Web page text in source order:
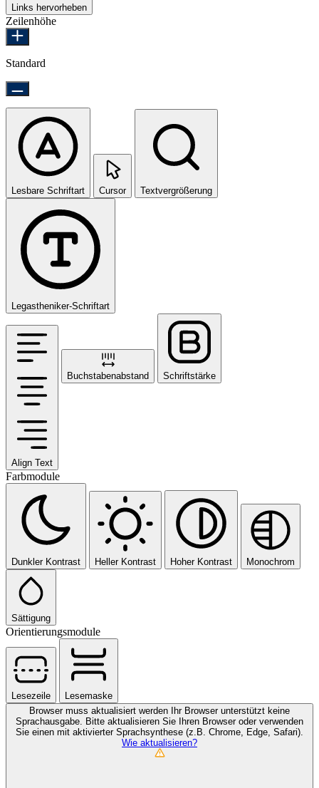
Links hervorheben
Zeilenhöhe
Standard
Lesbare Schriftart Cursor Textvergrößerung
Legastheniker-Schriftart
Align Text
Buchstabenabstand Schriftstärke
Farbmodule
Dunkler Kontrast Heller Kontrast Hoher Kontrast Monochrom
Sättigung
Orientierungsmodule
Lesezeile
Lesemaske
Browser muss aktualisiert werden Ihr Browser unterstützt keine
Sprachausgabe. Bitte aktualisieren Sie Ihren Browser oder verwenden
Sie einen mit aktivierter Sprachsynthese (z.B. Chrome, Edge, Safari).
Wie aktualisieren?